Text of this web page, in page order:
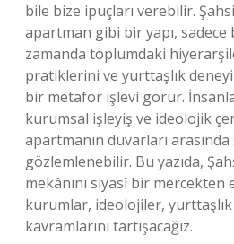
bile bize ipuçları verebilir.
apartman gibi bir yapı, sadece
zamanda toplumdaki
pratiklerini ve yurttaşlık
bir metafor işlevi görür.
kurumsal işleyiş ve ideolojik
apartmanın duvarları arasında
gözlemlenebilir. Bu yazıda,
mekânını siyasî bir
kurumlar, ideolojiler,
kavramlarını tartışacağız.